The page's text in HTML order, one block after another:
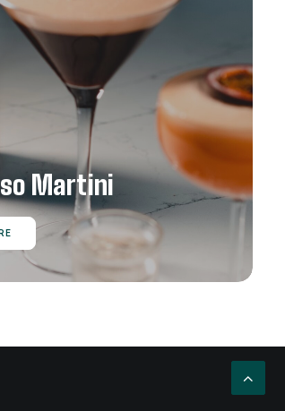
Martini